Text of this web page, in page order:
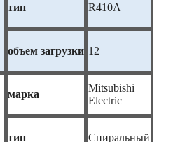
тип R410A
объем загрузки 12
марка
Mitsubishi
Electric
тип Спиральный